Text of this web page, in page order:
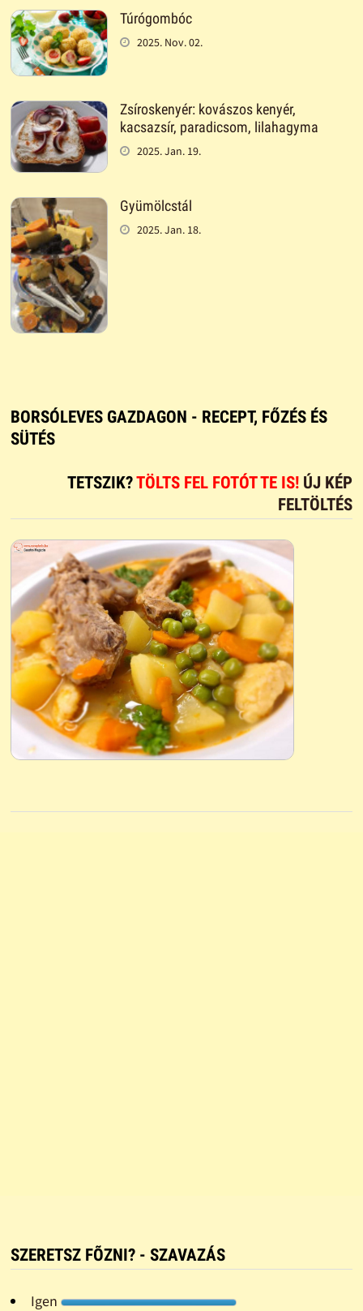
Túrógombóc
2025. Nov. 02.
Zsíroskenyér: kovászos kenyér,
kacsazsír, paradicsom, lilahagyma
2025. Jan. 19.
Gyümölcstál
2025. Jan. 18.
BORSÓLEVES GAZDAGON - RECEPT, FŐZÉS ÉS
SÜTÉS
TETSZIK?TÖLTS FEL FOTÓT TE IS! ÚJ KÉP
FELTÖLTÉS
SZERETSZ FÕZNI? - SZAVAZÁS
Igen